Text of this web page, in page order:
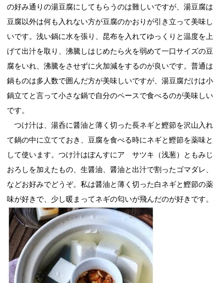
の好み通りの湯豆腐にしてもらうのは難しいですが、湯豆腐は
豆腐以外は何も入れない方が豆腐のかおりが引き立って美味し
いです。浅い鍋に水を張り、昆布を入れてゆっくりと温度を上
げて出汁を取り、沸騰しはじめたら火を弱めて一口サイズの豆
腐をいれ、沸騰をさせずに火加減をするのが良いです。普通は
鍋ものは多人数で囲んだ方が美味しいですが、湯豆腐だけは小
鍋立てと言って小さな鍋で自分のペースで食べるのが美味しい
です。
つけ汁は、湯呑に醤油と薄く切った長ネギと鰹節を沢山入れ
て鍋の中に立てておき、豆腐を食べる時にネギと鰹節を薬味と
して使います。つけ汁はぽんすにア サツキ（浅葱）ともみじ
おろしを加えたもの、生醤油、醤油と出汁で割ったゴマダレ、
などお好みでどうぞ。私は醤油と薄く切った白ネギと鰹節の薬
味が好きで、少し暖まってネギの匂いが飛んだのが好きです。